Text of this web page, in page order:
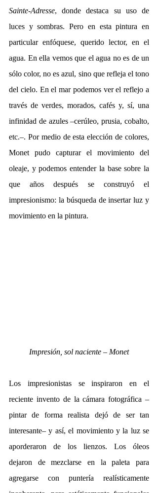
Sainte-Adresse, donde destaca su uso de
luces y sombras. Pero en esta pintura en
particular enfóquese, querido lector, en el
agua. En ella vemos que el agua no es de un
sólo color, no es azul, sino que refleja el tono
del cielo. En el mar podemos ver el reflejo a
través de verdes, morados, cafés y, sí, una
infinidad de azules –cerúleo, prusia, cobalto,
etc.–. Por medio de esta elección de colores,
Monet pudo capturar el movimiento del
oleaje, y podemos entender la base sobre la
que años después se construyó el
impresionismo: la búsqueda de insertar luz y
movimiento en la pintura.
Impresión, sol naciente – Monet
Los impresionistas se inspiraron en el
reciente invento de la cámara fotográfica –
pintar de forma realista dejó de ser tan
interesante– y así, el movimiento y la luz se
aporderaron de los lienzos. Los óleos
dejaron de mezclarse en la paleta para
agregarse con puntería realísticamente